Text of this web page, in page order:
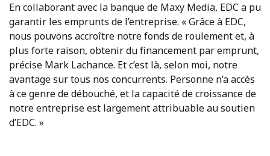
En collaborant avec la banque de Maxy Media, EDC a pu
garantir les emprunts de l’entreprise. « Grâce à EDC,
nous pouvons accroître notre fonds de roulement et, à
plus forte raison, obtenir du financement par emprunt,
précise Mark Lachance. Et c’est là, selon moi, notre
avantage sur tous nos concurrents. Personne n’a accès
à ce genre de débouché, et la capacité de croissance de
notre entreprise est largement attribuable au soutien
d’EDC. »